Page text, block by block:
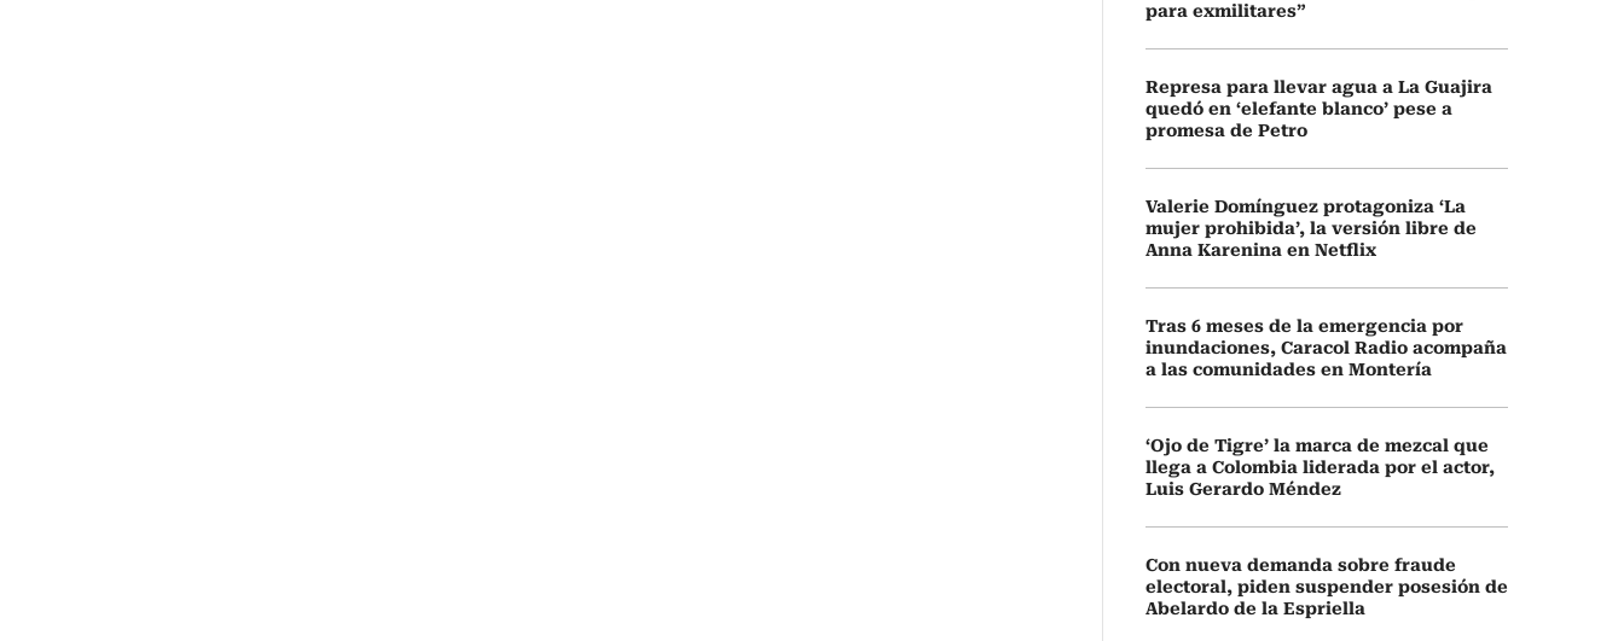
para exmilitares”
Represa para llevar agua a La Guajira
quedó en ‘elefante blanco’ pese a
promesa de Petro
Valerie Domínguez protagoniza ‘La
mujer prohibida’, la versión libre de
Anna Karenina en Netflix
Tras 6 meses de la emergencia por
inundaciones, Caracol Radio acompaña
a las comunidades en Montería
‘Ojo de Tigre’ la marca de mezcal que
llega a Colombia liderada por el actor,
Luis Gerardo Méndez
Con nueva demanda sobre fraude
electoral, piden suspender posesión de
Abelardo de la Espriella